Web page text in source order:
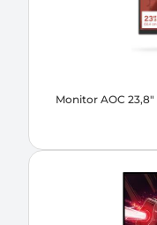
Monitor AOC 23,8"